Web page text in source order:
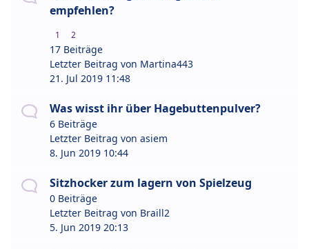
empfehlen?
1 2
17 Beiträge
Letzter Beitrag von Martina443
21. Jul 2019 11:48
Was wisst ihr über Hagebuttenpulver?
6 Beiträge
Letzter Beitrag von asiem
8. Jun 2019 10:44
Sitzhocker zum lagern von Spielzeug
0 Beiträge
Letzter Beitrag von Braill2
5. Jun 2019 20:13